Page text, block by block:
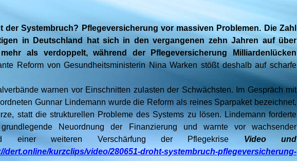
der Systembruch? Pflegeversicherung vor massiven Problemen. Die Zahl
in Deutschland hat sich in den vergangenen zehn Jahren auf über
als verdoppelt, während der Pflegeversicherung Milliardenlücken
Reform von Gesundheitsministerin Nina Warken stößt deshalb auf scharfe
warnen vor Einschnitten zulasten der Schwächsten. Im Gespräch mit
Gunnar Lindemann wurde die Reform als reines Sparpaket bezeichnet,
statt die strukturellen Probleme des Systems zu lösen. Lindemann forderte
Neuordnung der Finanzierung und warnte vor wachsender
einer weiteren Verschärfung der Pflegekrise Video und
dert.online/kurzclips/video/280651-droht-systembruch-pflegeversicherung-